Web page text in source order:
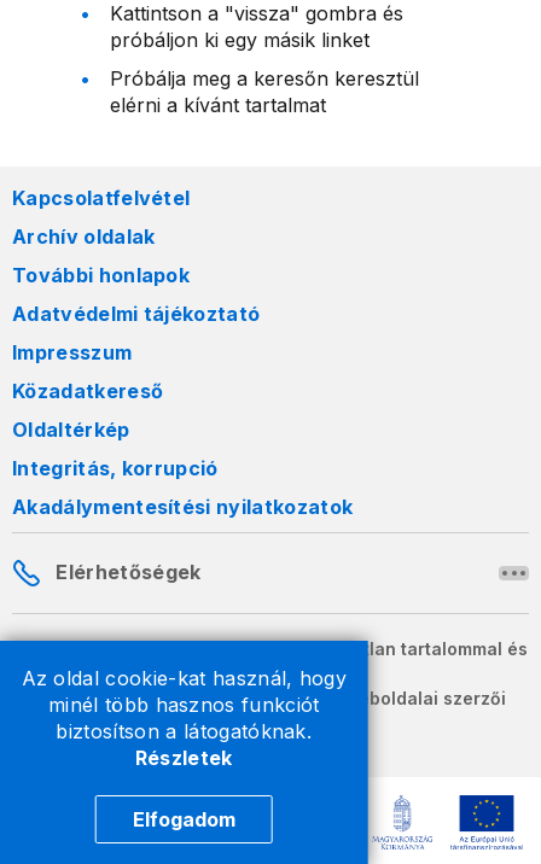
Az oldal cookie-kat használ, hogy
minél több hasznos funkciót
biztosítson a látogatóknak.
Részletek
Elfogadom
Kattintson a "vissza" gombra és
próbáljon ki egy másik linket
Próbálja meg a keresőn keresztül
elérni a kívánt tartalmat
Kapcsolatfelvétel
Archív oldalak
További honlapok
Adatvédelmi tájékoztató
Impresszum
Közadatkereső
Oldaltérkép
Integritás, korrupció
Akadálymentesítési nyilatkozatok
Elérhetőségek
A honlapon szereplő információk változatlan tartalommal és
formában szabadon terjeszthetők.
2026 © A Nemzeti Adó- és Vámhivatal weboldalai szerzői
jogvédelem alatt állnak.